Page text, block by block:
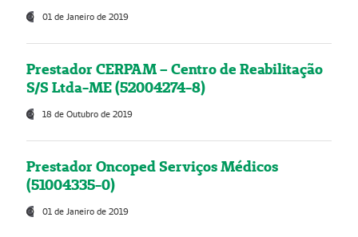
01 de Janeiro de 2019
Prestador CERPAM – Centro de Reabilitação
S/S Ltda-ME (52004274-8)
18 de Outubro de 2019
Prestador Oncoped Serviços Médicos
(51004335-0)
01 de Janeiro de 2019